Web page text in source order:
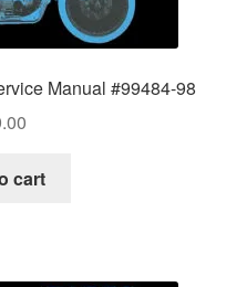
Manual #99484-98
cart